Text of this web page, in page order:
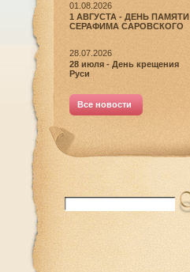
01.08.2026
1 АВГУСТА - ДЕНЬ ПАМЯТИ
СЕРАФИМА САРОВСКОГО
28.07.2026
28 июля - День крещения
Руси
Все новости